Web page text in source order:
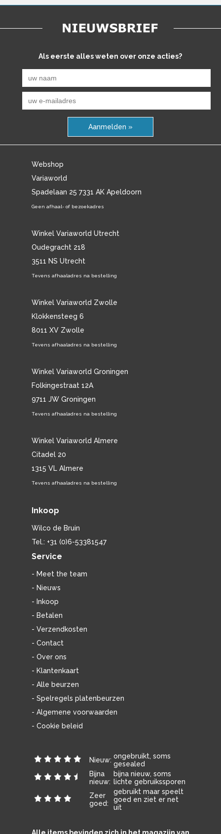
Als eerste alles weten over onze acties?
Aanmelden »
Webshop
Variaworld
Spadelaan 25 7331 AK Apeldoorn
Geen afhaal- of bezoekadres
Winkel Variaworld Utrecht
Oudegracht 218
3511 NS Utrecht
Tevens afhaaladres na bestelling
Winkel Variaworld Zwolle
Klokkensteeg 6
8011 XV Zwolle
Tevens afhaaladres na bestelling
Winkel Variaworld Groningen
Folkingestraat 12A
9711 JW Groningen
Tevens afhaaladres na bestelling
Winkel Variaworld Almere
Citadel 20
1315 VL Almere
Tevens afhaaladres na bestelling
Inkoop
Wilco de Bruin
Tel.: +31 (0)6-53381547
Service
- Meet the team
- Nieuws
- Inkoop
- Betalen
- Verzendkosten
- Contact
- Over ons
- Klantenkaart
- Alle beurzen
- Spelregels platenbeurzen
- Algemene voorwaarden
- Cookie beleid
Nieuw: ongebruikt, soms
gesealed
Bijna
nieuw:
bijna nieuw, soms
lichte gebruikssporen
Zeer
goed:
gebruikt maar speelt
goed en ziet er net
uit